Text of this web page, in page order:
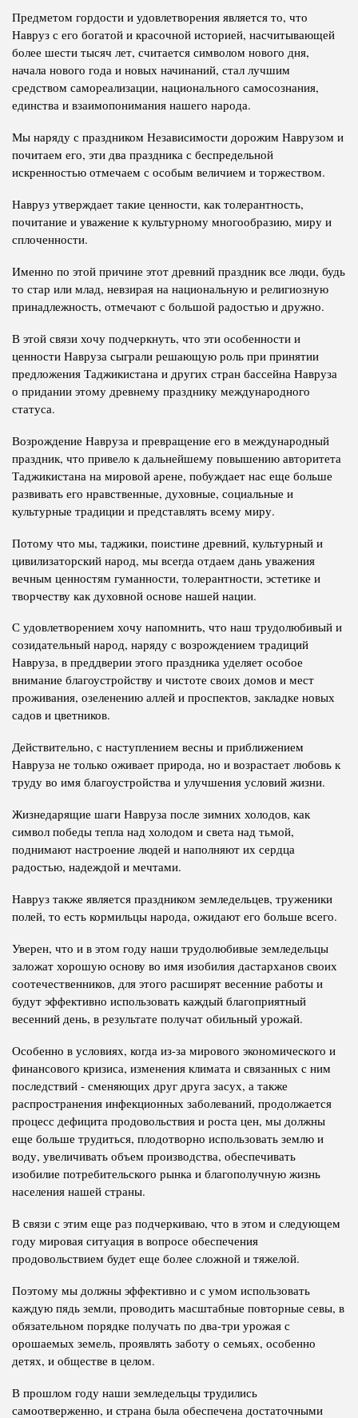
Предметом гордости и удовлетворения является то, что
Навруз с его богатой и красочной историей, насчитывающей
более шести тысяч лет, считается символом нового дня,
начала нового года и новых начинаний, стал лучшим
средством самореализации, национального самосознания,
единства и взаимопонимания нашего народа.
Мы наряду с праздником Независимости дорожим Наврузом и
почитаем его, эти два праздника с беспредельной
искренностью отмечаем с особым величием и торжеством.
Навруз утверждает такие ценности, как толерантность,
почитание и уважение к культурному многообразию, миру и
сплоченности.
Именно по этой причине этот древний праздник все люди, будь
то стар или млад, невзирая на национальную и религиозную
принадлежность, отмечают с большой радостью и дружно.
В этой связи хочу подчеркнуть, что эти особенности и
ценности Навруза сыграли решающую роль при принятии
предложения Таджикистана и других стран бассейна Навруза
о придании этому древнему празднику международного
статуса.
Возрождение Навруза и превращение его в международный
праздник, что привело к дальнейшему повышению авторитета
Таджикистана на мировой арене, побуждает нас еще больше
развивать его нравственные, духовные, социальные и
культурные традиции и представлять всему миру.
Потому что мы, таджики, поистине древний, культурный и
цивилизаторский народ, мы всегда отдаем дань уважения
вечным ценностям гуманности, толерантности, эстетике и
творчеству как духовной основе нашей нации.
С удовлетворением хочу напомнить, что наш трудолюбивый и
созидательный народ, наряду с возрождением традиций
Навруза, в преддверии этого праздника уделяет особое
внимание благоустройству и чистоте своих домов и мест
проживания, озеленению аллей и проспектов, закладке новых
садов и цветников.
Действительно, с наступлением весны и приближением
Навруза не только оживает природа, но и возрастает любовь к
труду во имя благоустройства и улучшения условий жизни.
Жизнедарящие шаги Навруза после зимних холодов, как
символ победы тепла над холодом и света над тьмой,
поднимают настроение людей и наполняют их сердца
радостью, надеждой и мечтами.
Навруз также является праздником земледельцев, труженики
полей, то есть кормильцы народа, ожидают его больше всего.
Уверен, что и в этом году наши трудолюбивые земледельцы
заложат хорошую основу во имя изобилия дастарханов своих
соотечественников, для этого расширят весенние работы и
будут эффективно использовать каждый благоприятный
весенний день, в результате получат обильный урожай.
Особенно в условиях, когда из-за мирового экономического и
финансового кризиса, изменения климата и связанных с ним
последствий - сменяющих друг друга засух, а также
распространения инфекционных заболеваний, продолжается
процесс дефицита продовольствия и роста цен, мы должны
еще больше трудиться, плодотворно использовать землю и
воду, увеличивать объем производства, обеспечивать
изобилие потребительского рынка и благополучную жизнь
населения нашей страны.
В связи с этим еще раз подчеркиваю, что в этом и следующем
году мировая ситуация в вопросе обеспечения
продовольствием будет еще более сложной и тяжелой.
Поэтому мы должны эффективно и с умом использовать
каждую пядь земли, проводить масштабные повторные севы, в
обязательном порядке получать по два-три урожая с
орошаемых земель, проявлять заботу о семьях, особенно
детях, и обществе в целом.
В прошлом году наши земледельцы трудились
самоотверженно, и страна была обеспечена достаточными